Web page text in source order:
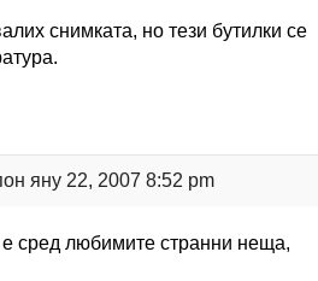
снимката, но тези бутилки се
яну 22, 2007 8:52 pm
сред любимите странни неща,